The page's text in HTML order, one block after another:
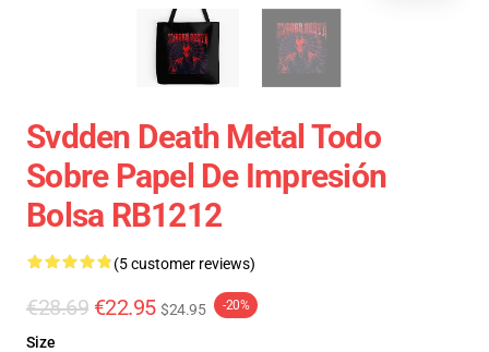
Svdden Death Metal Todo
Sobre Papel De Impresión
Bolsa RB1212
(5 customer reviews)
€28.69 €22.95 $24.95 -20%
Size